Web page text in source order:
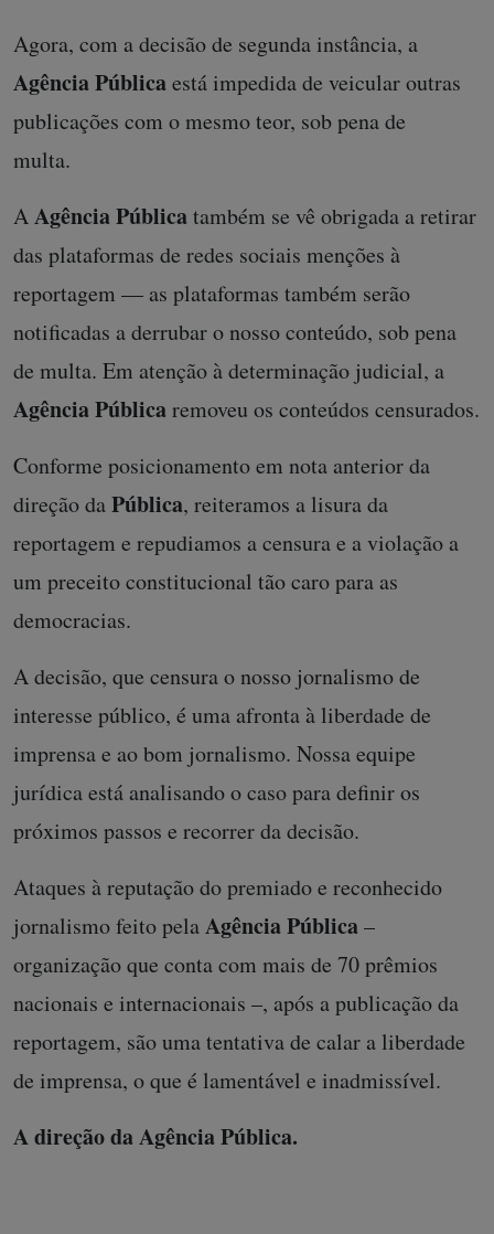
Agora, com a decisão de segunda instância, a
Agência Públicaestá impedida de veicular outras
publicações com o mesmo teor, sob pena de
multa.
AAgência Públicatambém se vê obrigada a retirar
das plataformas de redes sociais menções à
reportagem — as plataformas também serão
notificadas a derrubar o nosso conteúdo, sob pena
de multa. Em atenção à determinação judicial, a
Agência Públicaremoveu os conteúdos censurados.
Conforme posicionamento em nota anterior da
direção daPública, reiteramos a lisura da
reportagem e repudiamos a censura e a violação a
um preceito constitucional tão caro para as
democracias.
A decisão, que censura o nosso jornalismo de
interesse público, é uma afronta à liberdade de
imprensa e ao bom jornalismo. Nossa equipe
jurídica está analisando o caso para definir os
próximos passos e recorrer da decisão.
Ataques à reputação do premiado e reconhecido
jornalismo feito pelaAgência Pública–
organização que conta com mais de 70 prêmios
nacionais e internacionais –, após a publicação da
reportagem, são uma tentativa de calar a liberdade
de imprensa, o que é lamentável e inadmissível.
A direção da Agência Pública.